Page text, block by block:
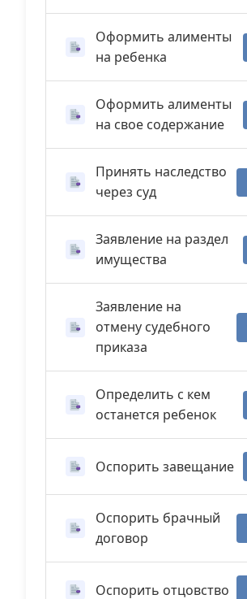
Оформить алименты
на ребенка
Оформить алименты
на свое содержание
Принять наследство
через суд
Заявление на раздел
имущества
Заявление на
отмену судебного
приказа
Определить с кем
останется ребенок
Оспорить завещание
Оспорить брачный
договор
Оспорить отцовство